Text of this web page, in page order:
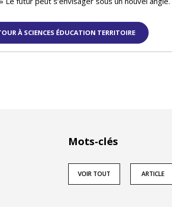
À SCIENCES ÉDUCATION TERRITOIRE
Mots-clés
VOIR TOUT ARTICLE